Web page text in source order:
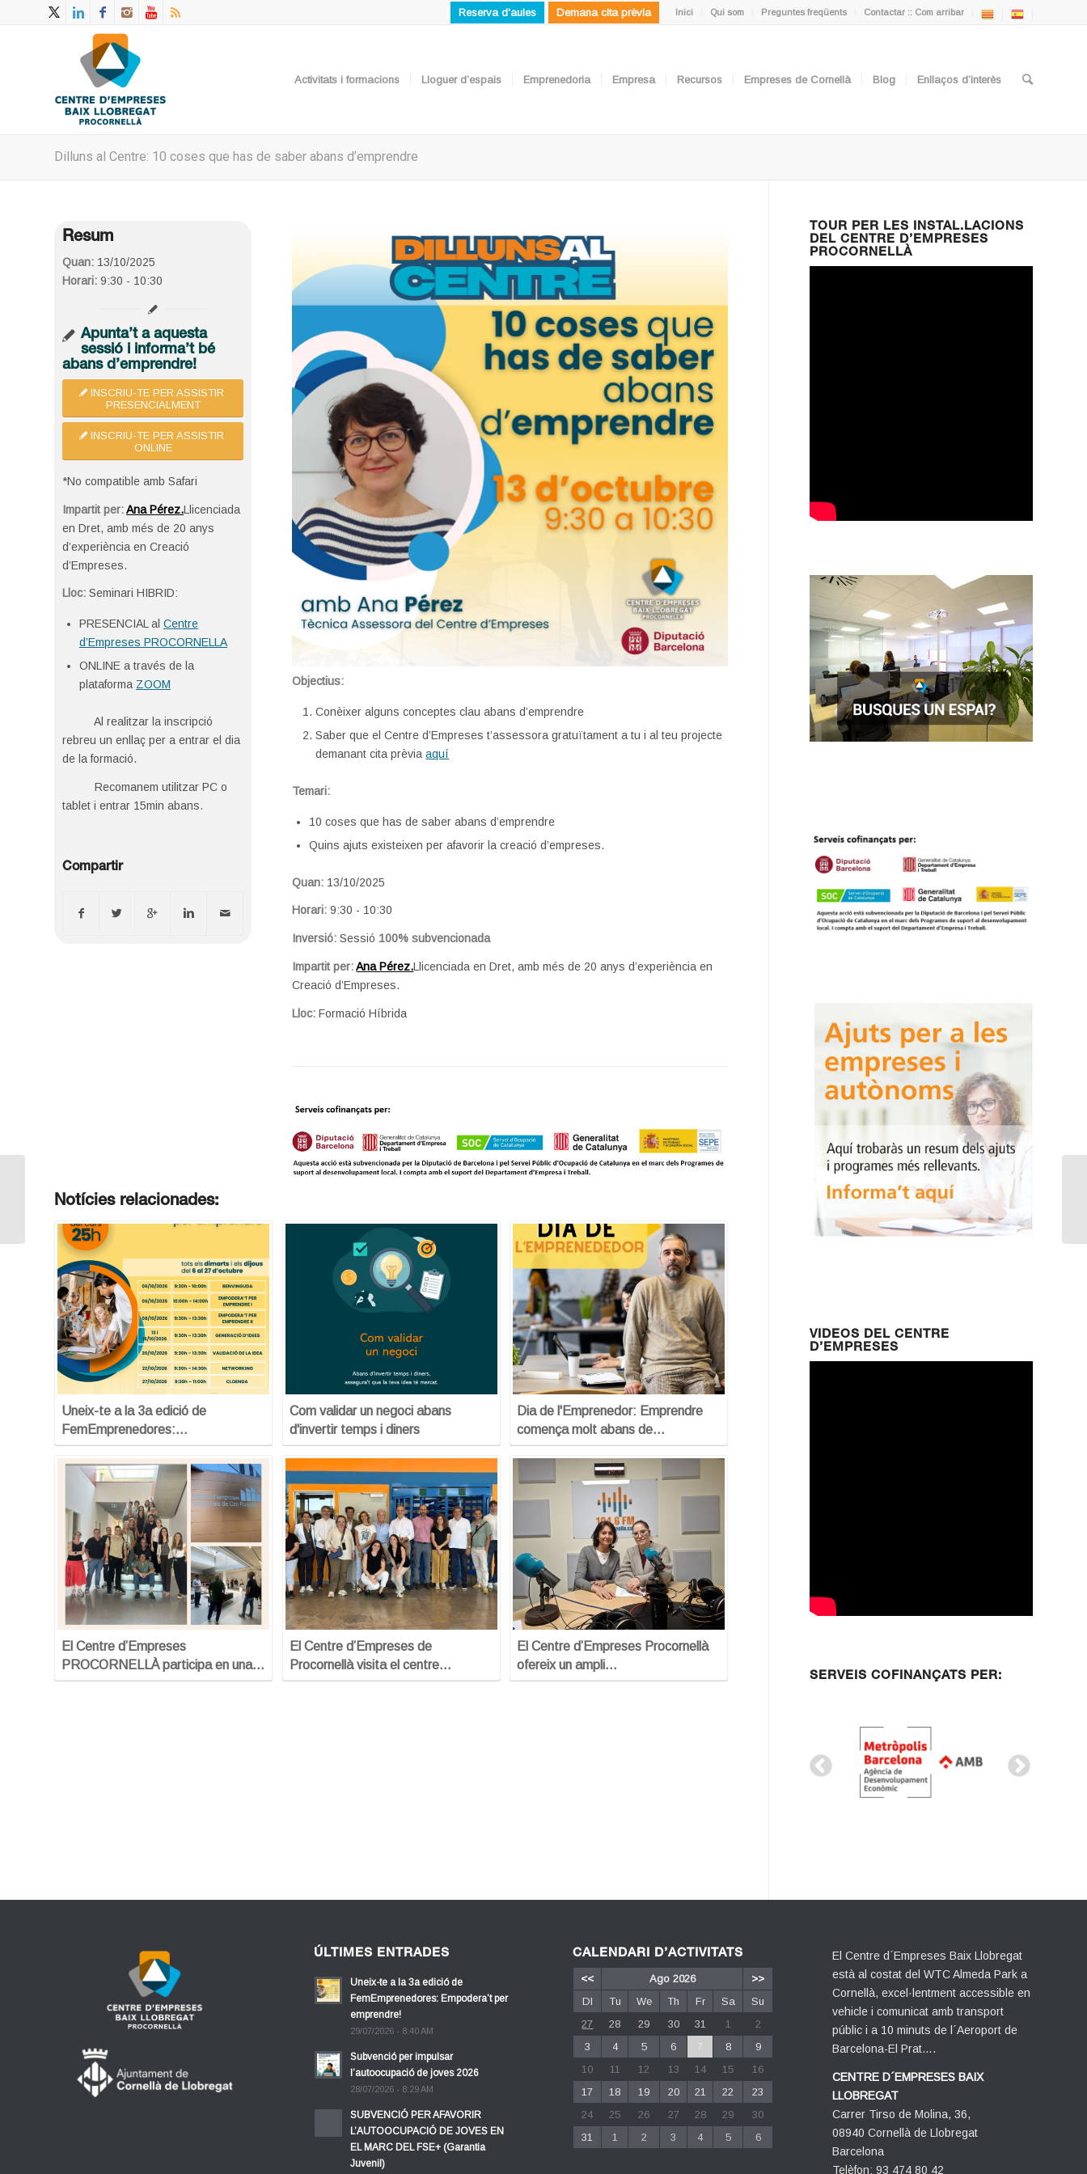
Inici Qui som Preguntes freqüents Contactar :: Com arribar
Reserva d'aules Demana cita prèvia
Activitats i formacions Lloguer d’espais Emprenedoria Empresa Recursos Empreses de Cornellà Blog Enllaços d’interès
Dilluns al Centre: 10 coses que has de saber abans d’emprendre
Resum
Quan: 13/10/2025
Horari: 9:30 - 10:30
Apunta’t a aquesta
sessió i informa’t bé
abans d’emprendre!
INSCRIU-TE PER ASSISTIR
PRESENCIALMENT
INSCRIU-TE PER ASSISTIR
ONLINE
*No compatible amb Safari
Impartit per:Ana Pérez.Llicenciada
en Dret, amb més de 20 anys
d’experiència en Creació
d’Empreses.
Lloc: Seminari HIBRID:
PRESENCIAL al Centre
d’Empreses PROCORNELLA
ONLINE a través de la
plataforma ZOOM
Al realitzar la inscripció
rebreu un enllaç per a entrar el dia
de la formació.
Recomanem utilitzar PC o
tablet i entrar 15min abans.
Compartir
Objectius:
Conèixer alguns conceptes clau abans d’emprendre
Saber que el Centre d’Empreses t’assessora gratuïtament a tu i al teu projecte
demanant cita prèviaaquí
Temari:
10 coses que has de saber abans d’emprendre
Quins ajuts existeixen per afavorir la creació d’empreses.
Quan: 13/10/2025
Horari: 9:30 - 10:30
Inversió:Sessió 100% subvencionada
Impartit per:Ana Pérez.Llicenciada en Dret, amb més de 20 anys d’experiència en
Creació d’Empreses.
Lloc: Formació Híbrida
Notícies relacionades:
Uneix-te a la 3a edició de
FemEmprenedores:…
El Centre d’Empreses
PROCORNELLÀ participa en una…
Com validar un negoci abans
d'invertir temps i diners
El Centre d’Empreses de
Procornellà visita el centre…
Dia de l'Emprenedor: Emprendre
comença molt abans de…
El Centre d’Empreses Procornellà
ofereix un ampli…
TOUR PER LES INSTAL.LACIONS
DEL CENTRE D’EMPRESES
PROCORNELLÀ
VIDEOS DEL CENTRE
D’EMPRESES
SERVEIS COFINANÇATS PER:
ÚLTIMES ENTRADES
Uneix-te a la 3a edició de
FemEmprenedores: Empodera’t per
emprendre!
29/07/2026 - 8:40 AM
Subvenció per impulsar
l’autoocupació de joves 2026
28/07/2026 - 8:29 AM
SUBVENCIÓ PER AFAVORIR
L’AUTOOCUPACIÓ DE JOVES EN
EL MARC DEL FSE+ (Garantia
Juvenil)
CALENDARI D’ACTIVITATS
<< Ago 2026
>>
Dl
Tu We Th Fr Sa
Su
27
28 29 30 31 1
2
3
4 5 6 7 8
9
10
11 12 13 14 15
16
17
18 19 20 21 22
23
24
25 26 27 28 29
30
31
1 2 3 4 5 6
El Centre d´Empreses Baix Llobregat
està al costat del WTC Almeda Park a
Cornellà, excel·lentment accessible en
vehicle i comunicat amb transport
públic i a 10 minuts de l´Aeroport de
Barcelona-El Prat….
CENTRE D´EMPRESES BAIX
LLOBREGAT
Carrer Tirso de Molina, 36,
08940 Cornellà de Llobregat
Barcelona
Telèfon: 93 474 80 42
Dilluns al Centre: 10 coses que has
de saber abans d’emprendre